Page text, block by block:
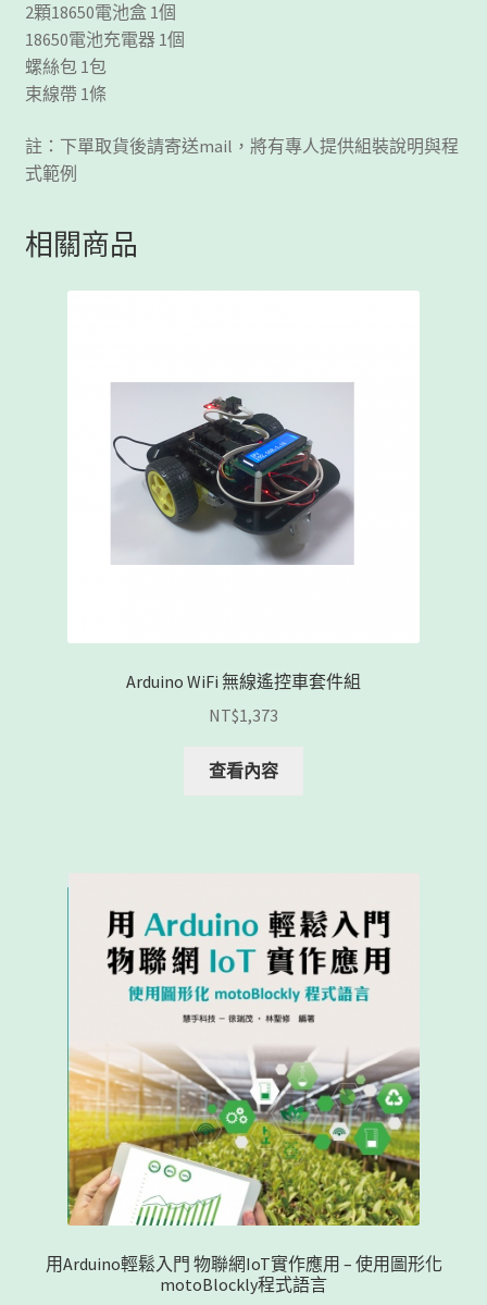
2顆18650電池盒 1個
18650電池充電器 1個
螺絲包 1包
束線帶 1條
註：下單取貨後請寄送mail，將有專人提供組裝說明與程
式範例
相關商品
Arduino WiFi 無線遙控車套件組
NT$1,373
查看內容
用Arduino輕鬆入門 物聯網IoT實作應用 – 使用圖形化
motoBlockly程式語言